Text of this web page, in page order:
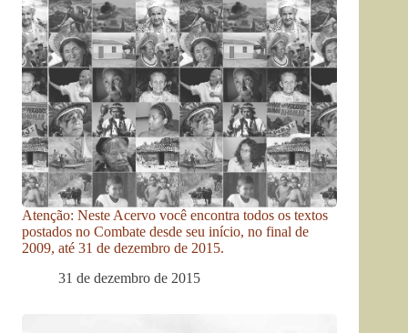
Atenção: Neste Acervo você encontra todos os textos
postados no Combate desde seu início, no final de
2009, até 31 de dezembro de 2015.
31 de dezembro de 2015